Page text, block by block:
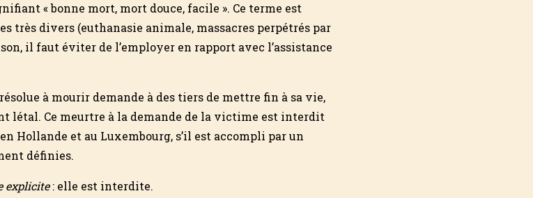
« bonne mort, mort douce, facile ». Ce terme est
très divers (euthanasie animale, massacres perpétrés par
il faut éviter de l’employer en rapport avec l’assistance
à mourir demande à des tiers de mettre fin à sa vie,
létal. Ce meurtre à la demande de la victime est interdit
Hollande et au Luxembourg, s’il est accompli par un
définies.
explicite: elle est interdite.